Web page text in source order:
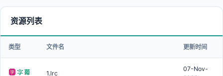
资源列表
类型 文件名 更新时间
1.lrc
07-Nov-